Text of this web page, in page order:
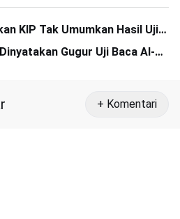
KIP Tak Umumkan Hasil Uji
Gugur Uji Baca Al-
+ Komentari